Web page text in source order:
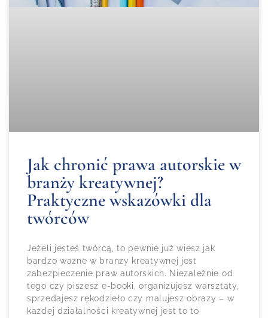
Jak chronić prawa autorskie w
branży kreatywnej?
Praktyczne wskazówki dla
twórców
Jeżeli jesteś twórcą, to pewnie już wiesz jak
bardzo ważne w branży kreatywnej jest
zabezpieczenie praw autorskich. Niezależnie od
tego czy piszesz e-booki, organizujesz warsztaty,
sprzedajesz rękodzieło czy malujesz obrazy – w
każdej działalności kreatywnej jest to to